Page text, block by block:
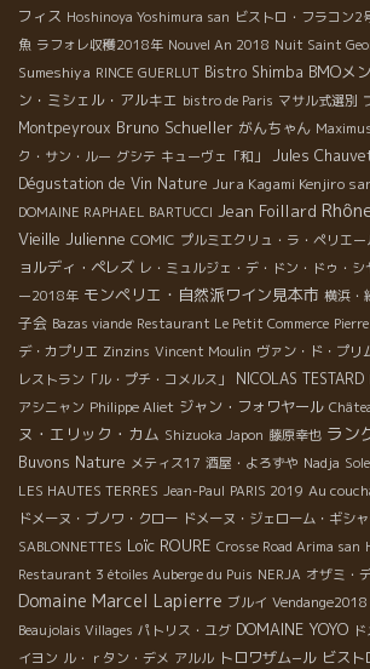
フィス Hoshinoya Yoshimura san ビストロ・フラコン2
魚 ラフォレ収穫2018年 Nouvel An 2018 Nuit Saint
Sumeshiya RINCE GUERLUT Bistro Shimba BMOメ
ン・ミシェル・アルキエ bistro de Paris マサル式選別
Montpeyroux Bruno Schueller がんちゃん
ク・サン・ルー グシテ キューヴェ「和」 Jules
Dégustation de Vin Nature Jura Kagami Kenjiro
DOMAINE RAPHAEL BARTUCCI Jean Foillard
Vieille Julienne COMIC プルミエクリュ・ラ・ペリエー
ョルディ・ペレズ レ・ミュルジェ・デ・ドン・ドゥ・シ
ー2018年 モンペリエ・自然派ワイン見本市 横浜・
子会 Bazas viande Restaurant Le Petit Commerce Pierre
デ・カプリエ Zinzins Vincent Moulin ヴァン・ド・プリ
レストラン「ル・プチ・コメルス」
NICOLAS TESTARD
アシニャン Philippe Aliet ジャン・フォワヤール
ヌ・エリック・カム Shizuoka Japon 藤原幸也 ラン
Buvons Nature メティス17 酒屋・よろずや Nadja
LES HAUTES TERRES Jean-Paul PARIS 2019 Au
ドメーヌ・ブノワ・クロー ドメーヌ・ジェローム・ギシ
SABLONNETTES Loïc ROURE Crosse Road Arima san
Restaurant 3 étoiles Auberge du Puis NERJA オザミ・
Domaine Marcel Lapierre ブルイ
Beaujolais Villages パトリス・ユグ DOMAINE YOYO
イヨン ル・ｒタン・デメ アルル トロワザム−ル ビス